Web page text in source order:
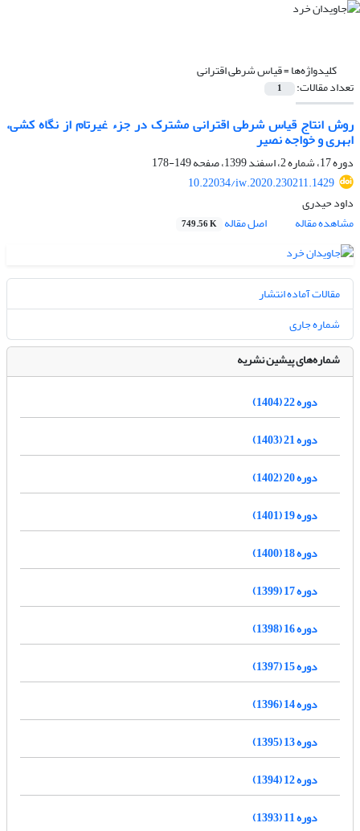
کلیدواژه‌ها =قیاس شرطی اقترانی
تعداد مقالات: 1
روش انتاج قیاس شرطی اقترانی مشترک در جزء غیرتام از نگاه کشی،
ابهری و خواجه نصیر
دوره 17، شماره 2، اسفند 1399، صفحه
149-178
10.22034/iw.2020.230211.1429
داود حیدری
مشاهده مقاله
اصل مقاله 749.56 K
مقالات آماده انتشار
شماره جاری
شماره‌های پیشین نشریه
دوره 22 (1404)
دوره 21 (1403)
دوره 20 (1402)
دوره 19 (1401)
دوره 18 (1400)
دوره 17 (1399)
دوره 16 (1398)
دوره 15 (1397)
دوره 14 (1396)
دوره 13 (1395)
دوره 12 (1394)
دوره 11 (1393)